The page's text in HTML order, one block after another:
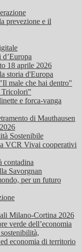
prevezione e il
18 aprile 2026
storia d'Europa
male che hai dentro"
Tricolori”
e forca-vanga
di Mauthausen
Sostenibile
VCR Vivai cooperativi
contadina
Savorgnan
per un futuro
Milano-Cortina 2026
verde dell’economia
economia di territorio